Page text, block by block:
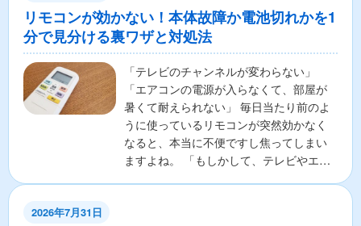
リモコンが効かない！本体故障か電池切れかを1
分で見分ける裏ワザと対処法
「テレビのチャンネルが変わらない」
「エアコンの電源が入らなくて、部屋が
暑くて耐えられない」 毎日当たり前のよ
うに使っているリモコンが突然効かなく
なると、本当に不便ですし焦ってしまい
ますよね。 「もしかして、テレビやエア
2026年7月31日